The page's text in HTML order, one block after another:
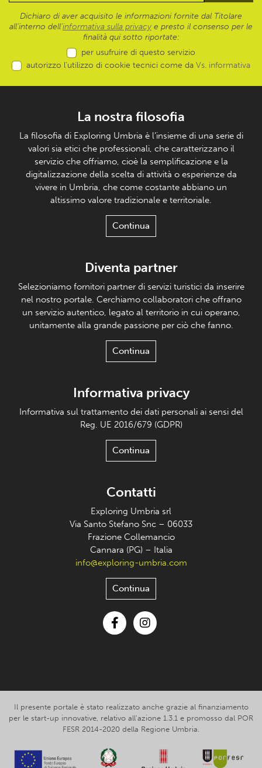
Dichiaro di aver acquisito le informazioni fornite dal Titolare
all’interno dell'informativa sulla privacy e presto il consenso per le
finalità qui sotto riportate:
per usufruire di questo servizio
autorizzo l’utilizzo di cookie tecnici come da Vs. informativa
La nostra filosofia
La filosofia di Exploring Umbria è l’insieme di una serie di
valori sia etici che professionali, che caratterizzano il
servizio che offriamo, cioè la semplificazione e la
digitalizzazione della scelta di attività o esperienze da
vivere in Umbria, che come costante abbiano un
altissimo valore tradizionale e territoriale.
Continua
Diventa partner
Selezioniamo fornitori partner di servizi turistici da inserire
nel nostro portale. Cerchiamo collaboratori che offrano
un servizio autentico, legato al territorio in cui operano,
unitamente alla grande passione per ciò che fanno.
Continua
Informativa privacy
Informativa sul trattamento dei dati personali ai sensi del
Reg. UE 2016/679 (GDPR)
Continua
Contatti
Exploring Umbria srl
Via Santo Stefano Snc – 06033
Frazione Collemancio
Cannara (PG) – Italia
info@exploring-umbria.com
Continua
Il presente portale è stato realizzato anche grazie al finanziamento
per le start-up innovative, relativo all’azione 1.3.1 e promosso dal POR
FESR 2014-2020 della Regione Umbria.